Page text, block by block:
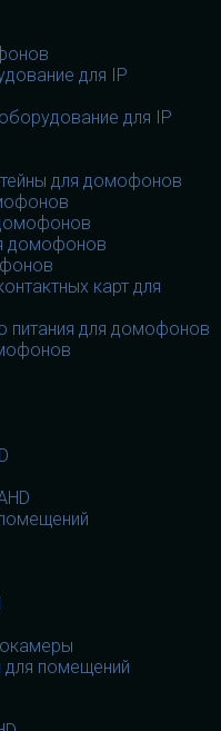
для IP
для IP
для домофонов
домофонов
карт для
питания для домофонов
помещений